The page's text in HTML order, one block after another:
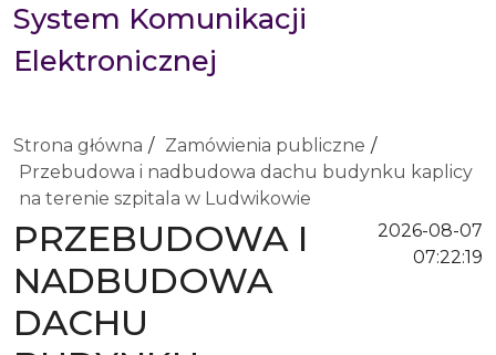
System Komunikacji
Elektronicznej
Strona główna
Zamówienia publiczne
Przebudowa i nadbudowa dachu budynku kaplicy
na terenie szpitala w Ludwikowie
PRZEBUDOWA I
NADBUDOWA
DACHU
2026-08-07
07:22:19